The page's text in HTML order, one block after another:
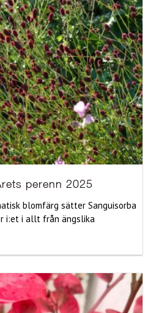
perenn 2025
blomfärg sätter Sanguisorba
i:et i allt från ängslika